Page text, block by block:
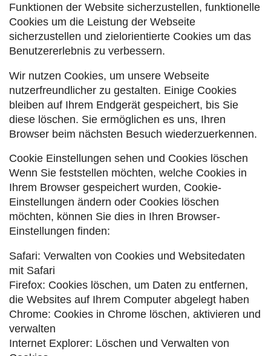
Funktionen der Website sicherzustellen, funktionelle
Cookies um die Leistung der Webseite
sicherzustellen und zielorientierte Cookies um das
Benutzererlebnis zu verbessern.
Wir nutzen Cookies, um unsere Webseite
nutzerfreundlicher zu gestalten. Einige Cookies
bleiben auf Ihrem Endgerät gespeichert, bis Sie
diese löschen. Sie ermöglichen es uns, Ihren
Browser beim nächsten Besuch wiederzuerkennen.
Cookie Einstellungen sehen und Cookies löschen
Wenn Sie feststellen möchten, welche Cookies in
Ihrem Browser gespeichert wurden, Cookie-
Einstellungen ändern oder Cookies löschen
möchten, können Sie dies in Ihren Browser-
Einstellungen finden:
Safari: Verwalten von Cookies und Websitedaten
mit Safari
Firefox: Cookies löschen, um Daten zu entfernen,
die Websites auf Ihrem Computer abgelegt haben
Chrome: Cookies in Chrome löschen, aktivieren und
verwalten
Internet Explorer: Löschen und Verwalten von